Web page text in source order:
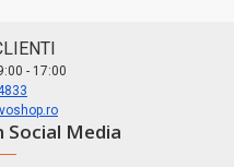
- 17:00
Media